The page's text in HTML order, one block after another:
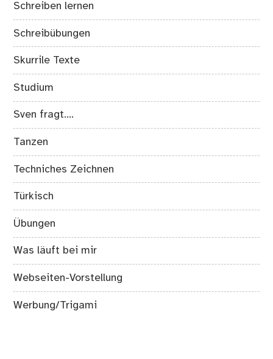
Schreiben lernen
Schreibübungen
Skurrile Texte
Studium
Sven fragt….
Tanzen
Techniches Zeichnen
Türkisch
Übungen
Was läuft bei mir
Webseiten-Vorstellung
Werbung/Trigami